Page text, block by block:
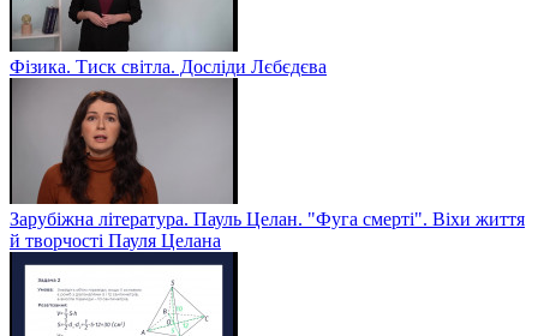
Фізика. Тиск світла. Досліди Лєбєдєва
Зарубіжна література. Пауль Целан. "Фуга смерті". Віхи життя
й творчості Пауля Целана